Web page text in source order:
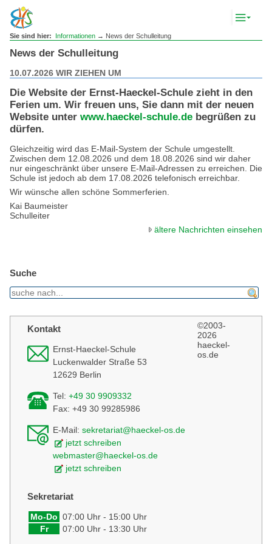
Sie sind hier: Informationen→ News der Schulleitung
News der Schulleitung
10.07.2026 WIR ZIEHEN UM
Die Website der Ernst-Haeckel-Schule zieht in den
Ferien um. Wir freuen uns, Sie dann mit der neuen
Website unter www.haeckel-schule.de begrüßen zu
dürfen.
Gleichzeitig wird das E-Mail-System der Schule umgestellt.
Zwischen dem 12.08.2026 und dem 18.08.2026 sind wir daher
nur eingeschränkt über unsere E-Mail-Adressen zu erreichen. Die
Schule ist jedoch ab dem 17.08.2026 telefonisch erreichbar.
Wir wünsche allen schöne Sommerferien.
Kai Baumeister
Schulleiter
ältere Nachrichten einsehen
Suche
Kontakt
Ernst-Haeckel-Schule
Luckenwalder Straße 53
12629 Berlin
Tel: +49 30 9909332
Fax: +49 30 99285986
E-Mail: sekretariat@haeckel-os.de
jetzt schreiben
webmaster@haeckel-os.de
jetzt schreiben
Sekretariat
Mo-Do 07:00 Uhr - 15:00 Uhr
Fr
07:00 Uhr - 13:30 Uhr
©2003-
2026
haeckel-
os.de